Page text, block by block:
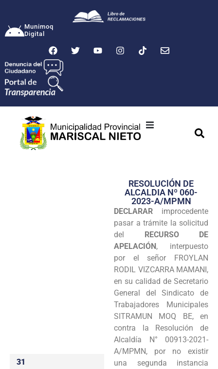
Munimoq
Digital
Transparencia
Seguridad
Programas
Intranet
31
RESOLUClÓN DE
ALCALDIA Nº 060-
2023-A/MPMN
DECLARAR improcedente
pasar a trámite la solicitud
del RECURSO DE
APELACIÓN, interpuesto
por el señor FROYLAN
RODIL VIZCARRA MAMANI,
en su calidad de Secretario
General del Sindicato de
Trabajadores Municipales
SITRAMUN MOQ BE, en
contra la Resolución de
Alcaldía N° 00913-2021-
A/MPMN, por no existir
una segunda instancia